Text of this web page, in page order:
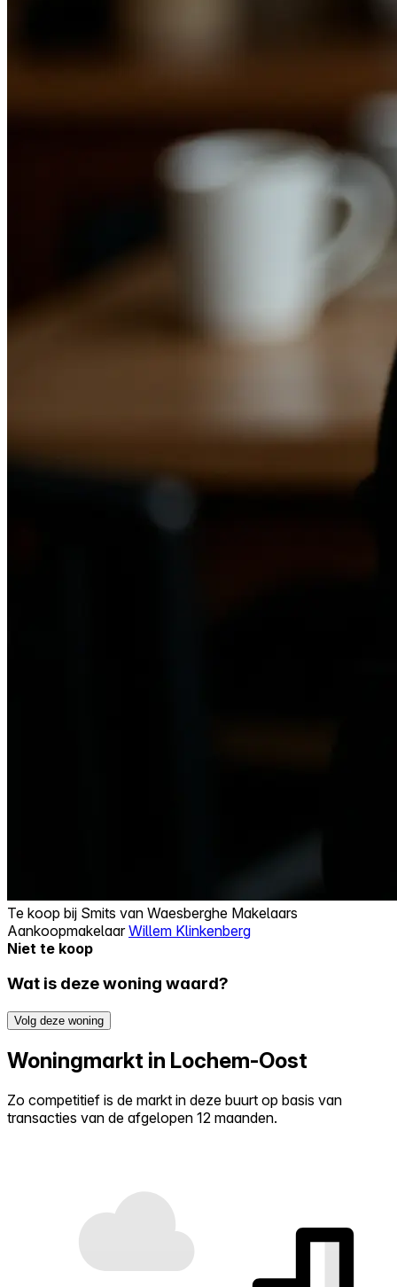
Te koop bij Smits van Waesberghe Makelaars
AankoopmakelaarWillem Klinkenberg
Niet te koop
Wat is deze woning waard?
Volg deze woning
Woningmarkt in Lochem-Oost
Zo competitief is de markt in deze buurt op basis van
transacties van de afgelopen 12 maanden.